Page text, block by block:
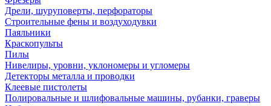
Дрели, шуруповерты, перфораторы
Строительные фены и воздуходувки
Паяльники
Краскопульты
Пилы
Нивелиры, уровни, уклономеры и угломеры
Детекторы металла и проводки
Клеевые пистолеты
Полировальные и шлифовальные машины, рубанки, граверы